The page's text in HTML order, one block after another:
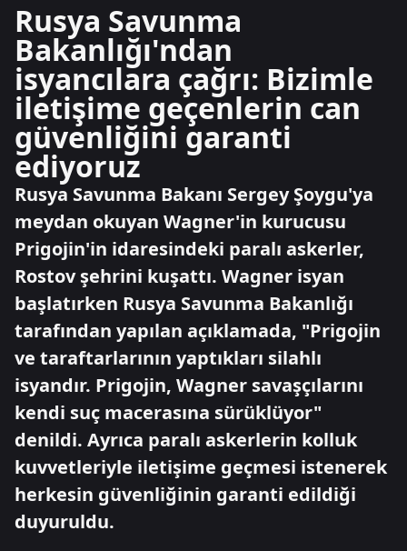
Rusya Savunma
Bakanlığı'ndan
isyancılara çağrı: Bizimle
iletişime geçenlerin can
güvenliğini garanti
ediyoruz
Rusya Savunma Bakanı Sergey Şoygu'ya
meydan okuyan Wagner'in kurucusu
Prigojin'in idaresindeki paralı askerler,
Rostov şehrini kuşattı. Wagner isyan
başlatırken Rusya Savunma Bakanlığı
tarafından yapılan açıklamada, "Prigojin
ve taraftarlarının yaptıkları silahlı
isyandır. Prigojin, Wagner savaşçılarını
kendi suç macerasına sürüklüyor"
denildi. Ayrıca paralı askerlerin kolluk
kuvvetleriyle iletişime geçmesi istenerek
herkesin güvenliğinin garanti edildiği
duyuruldu.